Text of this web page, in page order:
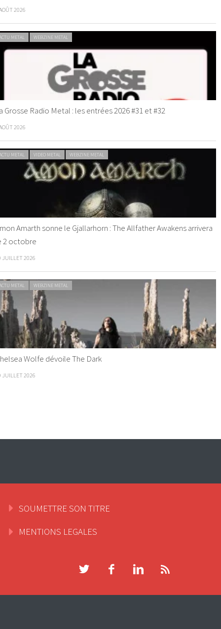
2026
METAL WEBZINE METAL
Grosse Radio Metal : les entrées 2026 #31 et #32
2026
METAL VIDEO METAL WEBZINE METAL
Amarth sonne le Gjallarhorn : The Allfather Awakens arrivera
2 octobre
JUILLET 2026
METAL WEBZINE METAL
Wolfe dévoile The Dark
JUILLET 2026
SOUMETTRE SON TITRE
MENTIONS LEGALES